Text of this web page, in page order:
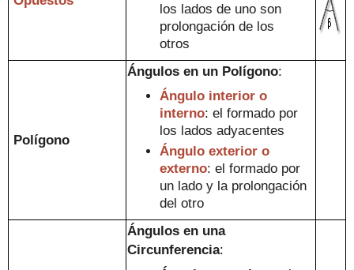
los lados de uno son
prolongación de los
otros
Polígono
Ángulos en un Polígono:
Ángulo interior o
interno: el formado por
los lados adyacentes
Ángulo exterior o
externo: el formado por
un lado y la prolongación
del otro
Ángulos en una
Circunferencia: